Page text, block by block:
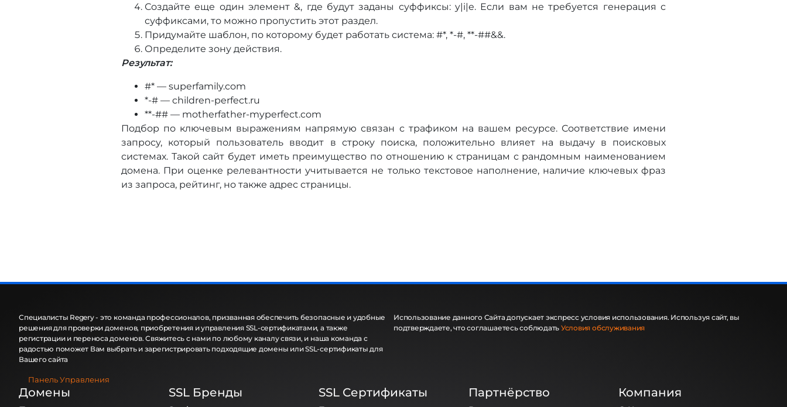
Создайте еще один элемент &, где будут заданы суффиксы: y|i|e. Если вам не требуется генерация с
суффиксами, то можно пропустить этот раздел.
Придумайте шаблон, по которому будет работать система: #*, *-#, **-##&&.
Определите зону действия.
Результат:
#* — superfamily.com
*-# — children-perfect.ru
**-## — motherfather-myperfect.com
Подбор по ключевым выражениям напрямую связан с трафиком на вашем ресурсе. Соответствие имени
запросу, который пользователь вводит в строку поиска, положительно влияет на выдачу в поисковых
системах. Такой сайт будет иметь преимущество по отношению к страницам с рандомным наименованием
домена. При оценке релевантности учитывается не только текстовое наполнение, наличие ключевых фраз
из запроса, рейтинг, но также адрес страницы.
Специалисты Regery - это команда профессионалов, призванная обеспечить безопасные и удобные
решения для проверки доменов, приобретения и управления SSL-сертификатами, а также
регистрации и переноса доменов. Свяжитесь с нами по любому каналу связи, и наша команда с
радостью поможет Вам выбрать и зарегистрировать подходящие домены или SSL-сертификаты для
Вашего сайта
Панель Управления
Использование данного Сайта допускает экспресс условия использования. Используя сайт, вы
подтверждаете, что соглашаетесь соблюдать Условия обслуживания
Домены SSL Бренды SSL Сертификаты Партнёрство Компания